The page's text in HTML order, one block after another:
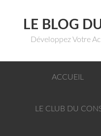
LE BLOG
Développez Votre
ACCUEIL
LE CLUB DU